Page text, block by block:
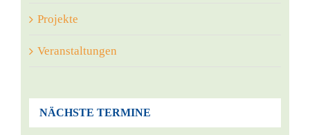
Projekte
Veranstaltungen
NÄCHSTE TERMINE